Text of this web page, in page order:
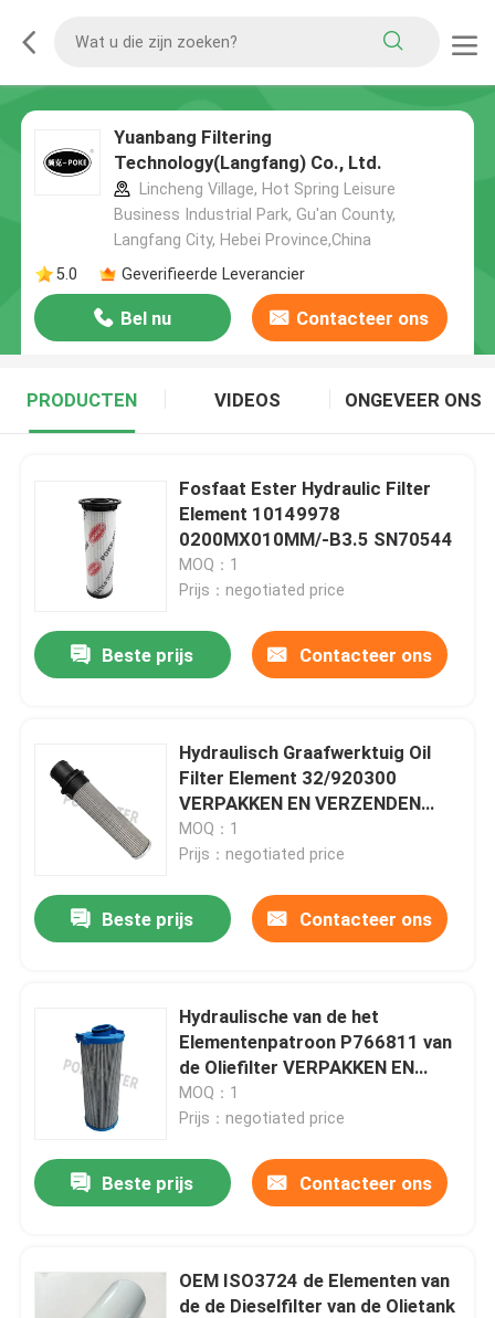
Yuanbang Filtering
Technology(Langfang) Co., Ltd.
Lincheng Village, Hot Spring Leisure
Business Industrial Park, Gu'an County,
Langfang City, Hebei Province,China
5.0
Geverifieerde Leverancier
Bel nu Contacteer ons
PRODUCTEN VIDEOS ONGEVEER ONS
Fosfaat Ester Hydraulic Filter
Element 10149978
0200MX010MM/-B3.5 SN70544
MOQ：1
Prijs：negotiated price
Beste prijs Contacteer ons
Hydraulisch Graafwerktuig Oil
Filter Element 32/920300
VERPAKKEN EN VERZENDEN
77095 32 920300
MOQ：1
Prijs：negotiated price
Beste prijs Contacteer ons
Hydraulische van de het
Elementenpatroon P766811 van
de Oliefilter VERPAKKEN EN
VERZENDEN 66358 voor
Graafwerktuig Truck
MOQ：1
Prijs：negotiated price
Beste prijs Contacteer ons
OEM ISO3724 de Elementen van
de de Dieselfilter van de Olietank